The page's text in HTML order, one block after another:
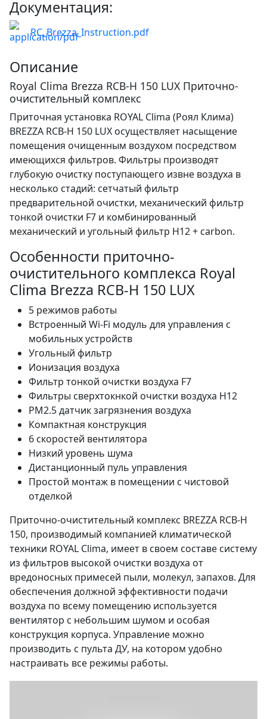
Документация:
RC_Brezza_Instruction.pdf
Описание
Royal Clima Brezza RCB-H 150 LUX Приточно-
очистительный комплекс
Приточная установка ROYAL Clima (Роял Клима)
BREZZA RCB-H 150 LUX осуществляет насыщение
помещения очищенным воздухом посредством
имеющихся фильтров. Фильтры производят
глубокую очистку поступающего извне воздуха в
несколько стадий: сетчатый фильтр
предварительной очистки, механический фильтр
тонкой очистки F7 и комбинированный
механический и угольный фильтр H12 + carbon.
Особенности приточно-
очистительного комплекса Royal
Clima Brezza RCB-H 150 LUX
5 режимов работы
Встроенный Wi-Fi модуль для управления с
мобильных устройств
Угольный фильтр
Ионизация воздуха
Фильтр тонкой очистки воздуха F7
Фильтры сверхтокнкой очистки воздуха H12
PM2.5 датчик загрязнения воздуха
Компактная конструкция
6 скоростей вентилятора
Низкий уровень шума
Дистанционный пуль управления
Простой монтаж в помещении с чистовой
отделкой
Приточно-очистительный комплекс BREZZA RCB-H
150, производимый компанией климатической
техники ROYAL Clima, имеет в своем составе систему
из фильтров высокой очистки воздуха от
вредоносных примесей пыли, молекул, запахов. Для
обеспечения должной эффективности подачи
воздуха по всему помещению используется
вентилятор с небольшим шумом и особая
конструкция корпуса. Управление можно
производить с пульта ДУ, на котором удобно
настраивать все режимы работы.